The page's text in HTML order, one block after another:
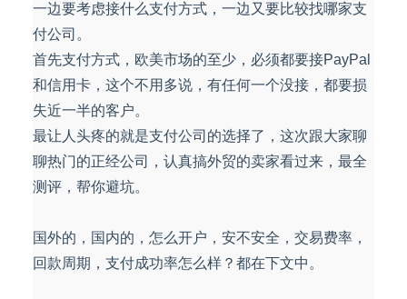
一边要考虑接什么支付方式，一边又要比较找哪家支
付公司。
首先支付方式，欧美市场的至少，必须都要接PayPal
和信用卡，这个不用多说，有任何一个没接，都要损
失近一半的客户。
最让人头疼的就是支付公司的选择了，这次跟大家聊
聊热门的正经公司，认真搞外贸的卖家看过来，最全
测评，帮你避坑。
国外的，国内的，怎么开户，安不安全，交易费率，
回款周期，支付成功率怎么样？都在下文中。